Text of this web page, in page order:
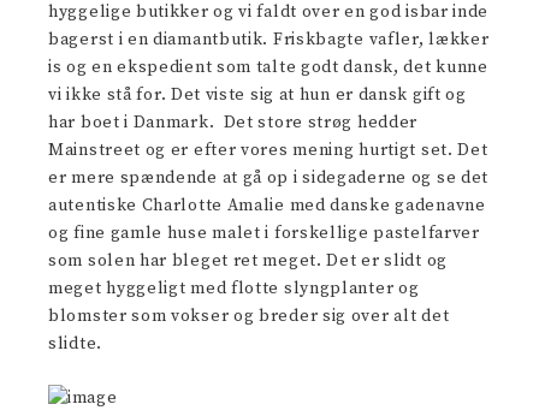
hyggelige butikker og vi faldt over en god isbar inde
bagerst i en diamantbutik. Friskbagte vafler, lækker
is og en ekspedient som talte godt dansk, det kunne
vi ikke stå for. Det viste sig at hun er dansk gift og
har boet i Danmark. Det store strøg hedder
Mainstreet og er efter vores mening hurtigt set. Det
er mere spændende at gå op i sidegaderne og se det
autentiske Charlotte Amalie med danske gadenavne
og fine gamle huse malet i forskellige pastelfarver
som solen har bleget ret meget. Det er slidt og
meget hyggeligt med flotte slyngplanter og
blomster som vokser og breder sig over alt det
slidte.